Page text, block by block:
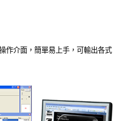
作介面，簡單易上手，可輸出各式